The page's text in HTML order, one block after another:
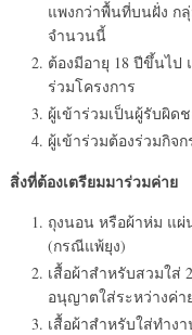
แพงกว่าพื้นที่บนฝั่ง กลุ่
จำนวนนี้
ต้องมีอายุ 18 ปีขึ้นไป
ร่วมโครงการ
ผู้เข้าร่วมเป็นผู้รับผิด
ผู้เข้าร่วมต้องร่วมกิจ
สิ่งที่ต้องเตรียมมาร่วมค่าย
ถุงนอน หรือผ้าห่ม แ
(กรณีแพ้ยุง)
เสื้อผ้าสำหรับสวมใส่
อนุญาตใส่ระหว่างค่า
เสื้อผ้าสำหรับใส่ทำง